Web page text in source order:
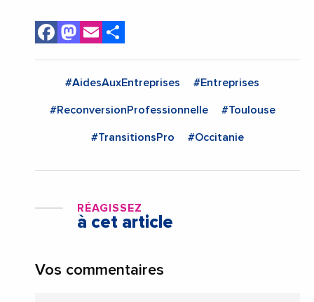
Facebook
Mastodon
Email
#AidesAuxEntreprises #Entreprises
#ReconversionProfessionnelle #Toulouse
#TransitionsPro #Occitanie
RÉAGISSEZ
à cet article
Vos commentaires